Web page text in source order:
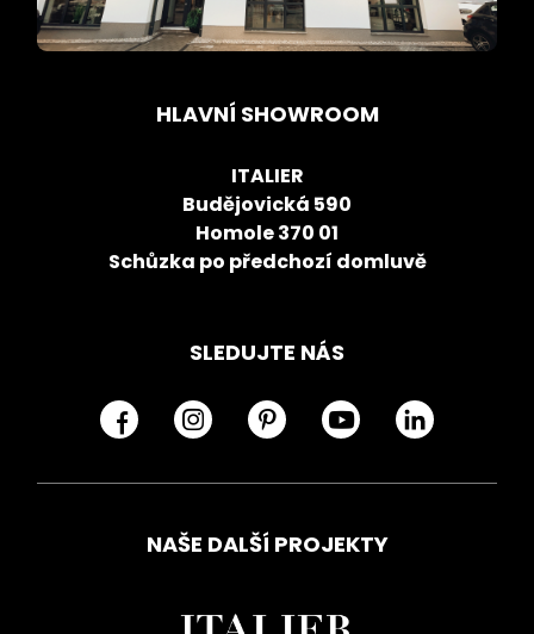
HLAVNÍ SHOWROOM
ITALIER
Budějovická 590
Homole 370 01
Schůzka po předchozí domluvě
SLEDUJTE NÁS
NAŠE DALŠÍ PROJEKTY